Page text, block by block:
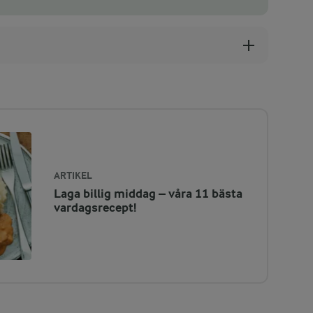
ARTIKEL
Laga billig middag – våra 11 bästa
vardagsrecept!